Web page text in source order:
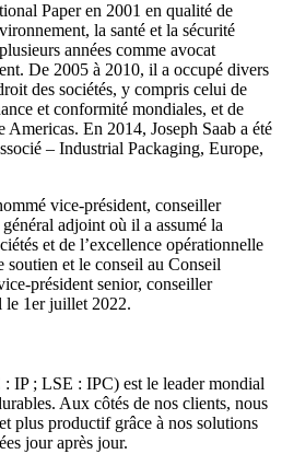
Paper en 2001 en qualité de
la santé et la sécurité
années comme avocat
De 2005 à 2010, il a occupé divers
des sociétés, y compris celui de
et conformité mondiales, et de
En 2014, Joseph Saab a été
– Industrial Packaging, Europe,
vice-président, conseiller
adjoint où il a assumé la
et de l’excellence opérationnelle
soutien et le conseil au Conseil
président senior, conseiller
le 1er juillet 2022.
IP ; LSE : IPC) est le leader mondial
Aux côtés de nos clients, nous
plus productif grâce à nos solutions
jour après jour.